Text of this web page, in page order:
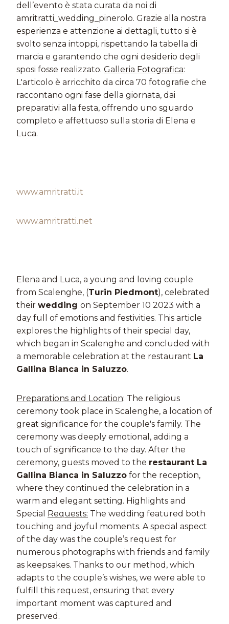
dell’evento è stata curata da noi di
amritratti_wedding_pinerolo. Grazie alla nostra
esperienza e attenzione ai dettagli, tutto si è
svolto senza intoppi, rispettando la tabella di
marcia e garantendo che ogni desiderio degli
sposi fosse realizzato. Galleria Fotografica:
L'articolo è arricchito da circa 70 fotografie che
raccontano ogni fase della giornata, dai
preparativi alla festa, offrendo uno sguardo
completo e affettuoso sulla storia di Elena e
Luca.
www.amritratti.it
www.amritratti.net
Elena and Luca, a young and loving couple
from Scalenghe, (Turin Piedmont), celebrated
their wedding on September 10 2023 with a
day full of emotions and festivities. This article
explores the highlights of their special day,
which began in Scalenghe and concluded with
a memorable celebration at the restaurant La
Gallina Bianca in Saluzzo.
Preparations and Location: The religious
ceremony took place in Scalenghe, a location of
great significance for the couple's family. The
ceremony was deeply emotional, adding a
touch of significance to the day. After the
ceremony, guests moved to the restaurant La
Gallina Bianca in Saluzzo for the reception,
where they continued the celebration in a
warm and elegant setting. Highlights and
Special Requests: The wedding featured both
touching and joyful moments. A special aspect
of the day was the couple’s request for
numerous photographs with friends and family
as keepsakes. Thanks to our method, which
adapts to the couple’s wishes, we were able to
fulfill this request, ensuring that every
important moment was captured and
preserved.